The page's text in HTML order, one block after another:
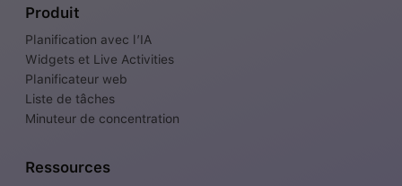
Produit
Planification avec l’IA
Widgets et Live Activities
Planificateur web
Liste de tâches
Minuteur de concentration
Ressources